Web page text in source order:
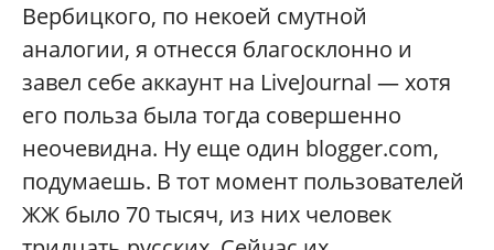
Вербицкого, по некоей смутной
аналогии, я отнесся благосклонно и
завел себе аккаунт на LiveJournal — хотя
его польза была тогда совершенно
неочевидна. Ну еще один blogger.com,
подумаешь. В тот момент пользователей
ЖЖ было 70 тысяч, из них человек